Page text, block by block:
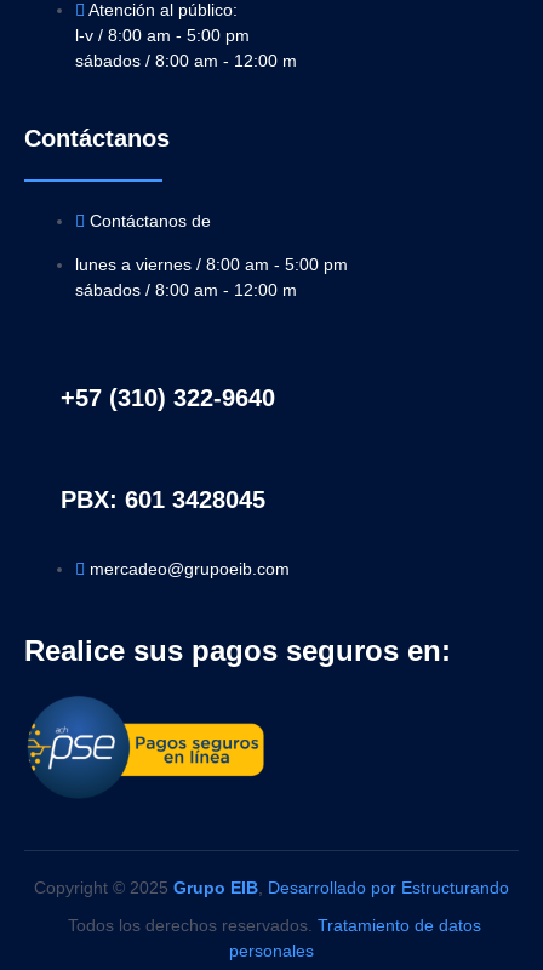
Atención al público:
l-v / 8:00 am - 5:00 pm
sábados / 8:00 am - 12:00 m
Contáctanos
Contáctanos de
lunes a viernes / 8:00 am - 5:00 pm
sábados / 8:00 am - 12:00 m
+57 (310) 322-9640
PBX: 601 3428045
mercadeo@grupoeib.com
Realice sus pagos seguros en:
Copyright © 2025 Grupo EIB, Desarrollado por Estructurando
Todos los derechos reservados. Tratamiento de datos
personales